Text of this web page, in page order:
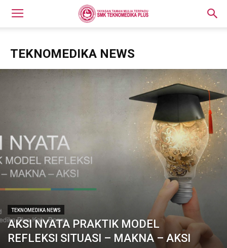
TEKNOMEDIKA NEWS
TEKNOMEDIKA NEWS
AKSI NYATA PRAKTIK MODEL
REFLEKSI SITUASI – MAKNA – AKSI